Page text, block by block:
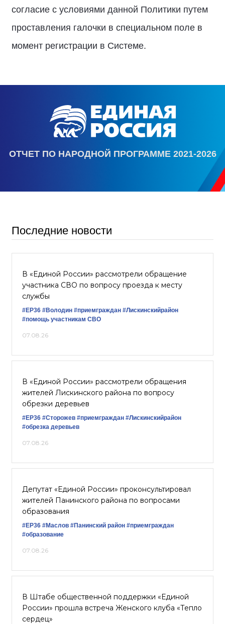
согласие с условиями данной Политики путем
проставления галочки в специальном поле в
момент регистрации в Системе.
ОТЧЕТ ПО НАРОДНОЙ ПРОГРАММЕ 2021-2026
Последние новости
В «Единой России» рассмотрели обращение
участника СВО по вопросу проезда к месту
службы
#ЕР36 #Володин #приемграждан #Лискинскийрайон
#помощь участникам СВО
07.08.26
В «Единой России» рассмотрели обращения
жителей Лискинского района по вопросу
обрезки деревьев
#ЕР36 #Сторожев #приемграждан #Лискинскийрайон
#обрезка деревьев
07.08.26
Депутат «Единой России» проконсультировал
жителей Панинского района по вопросами
образования
#ЕР36 #Маслов #Панинский район #приемграждан
#образование
07.08.26
В Штабе общественной поддержки «Единой
России» прошла встреча Женского клуба «Тепло
сердец»